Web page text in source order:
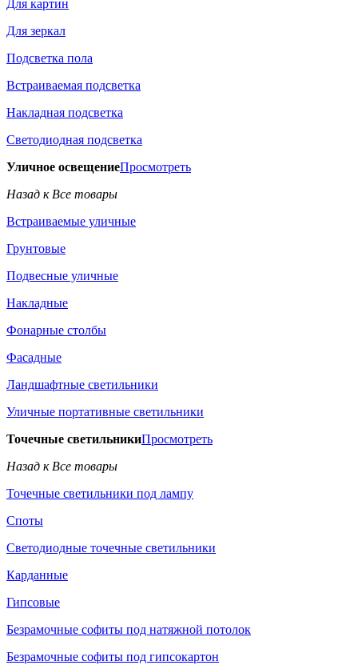
Для картин
Для зеркал
Подсветка пола
Встраиваемая подсветка
Накладная подсветка
Светодиодная подсветка
Уличное освещениеПросмотреть
Назад к Все товары
Встраиваемые уличные
Грунтовые
Подвесные уличные
Накладные
Фонарные столбы
Фасадные
Ландшафтные светильники
Уличные портативные светильники
Точечные светильникиПросмотреть
Назад к Все товары
Точечные светильники под лампу
Споты
Светодиодные точечные светильники
Карданные
Гипсовые
Безрамочные софиты под натяжной потолок
Безрамочные софиты под гипсокартон